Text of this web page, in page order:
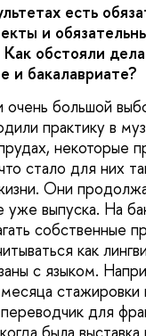
есть
и
обстояли
и бакалавриате?
очень большой
практику в
некоторые
стало для них
Они
уже выпуска. На
собственные
как
с языком.
стажировки
для